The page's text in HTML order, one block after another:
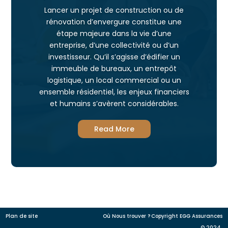
Lancer un projet de construction ou de
rénovation d’envergure constitue une
étape majeure dans la vie d’une
entreprise, d’une collectivité ou d’un
investisseur. Qu’il s’agisse d’édifier un
immeuble de bureaux, un entrepôt
logistique, un local commercial ou un
ensemble résidentiel, les enjeux financiers
et humains s’avèrent considérables.
Read More
Plan de site Où Nous trouver ?Copyright EGG Assurances